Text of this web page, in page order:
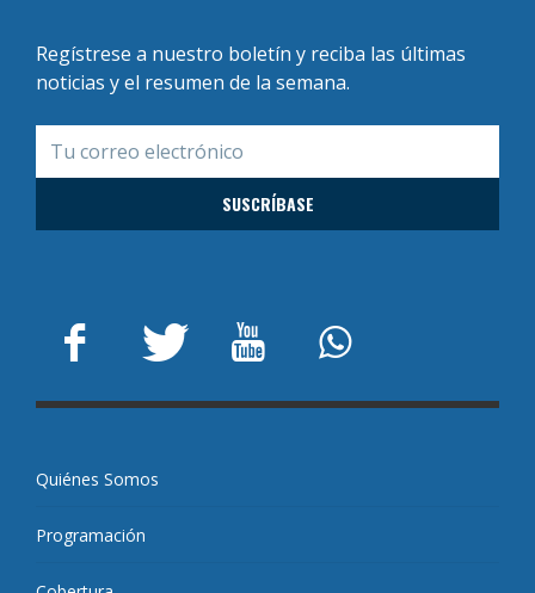
Regístrese a nuestro boletín y reciba las últimas
noticias y el resumen de la semana.
Quiénes Somos
Programación